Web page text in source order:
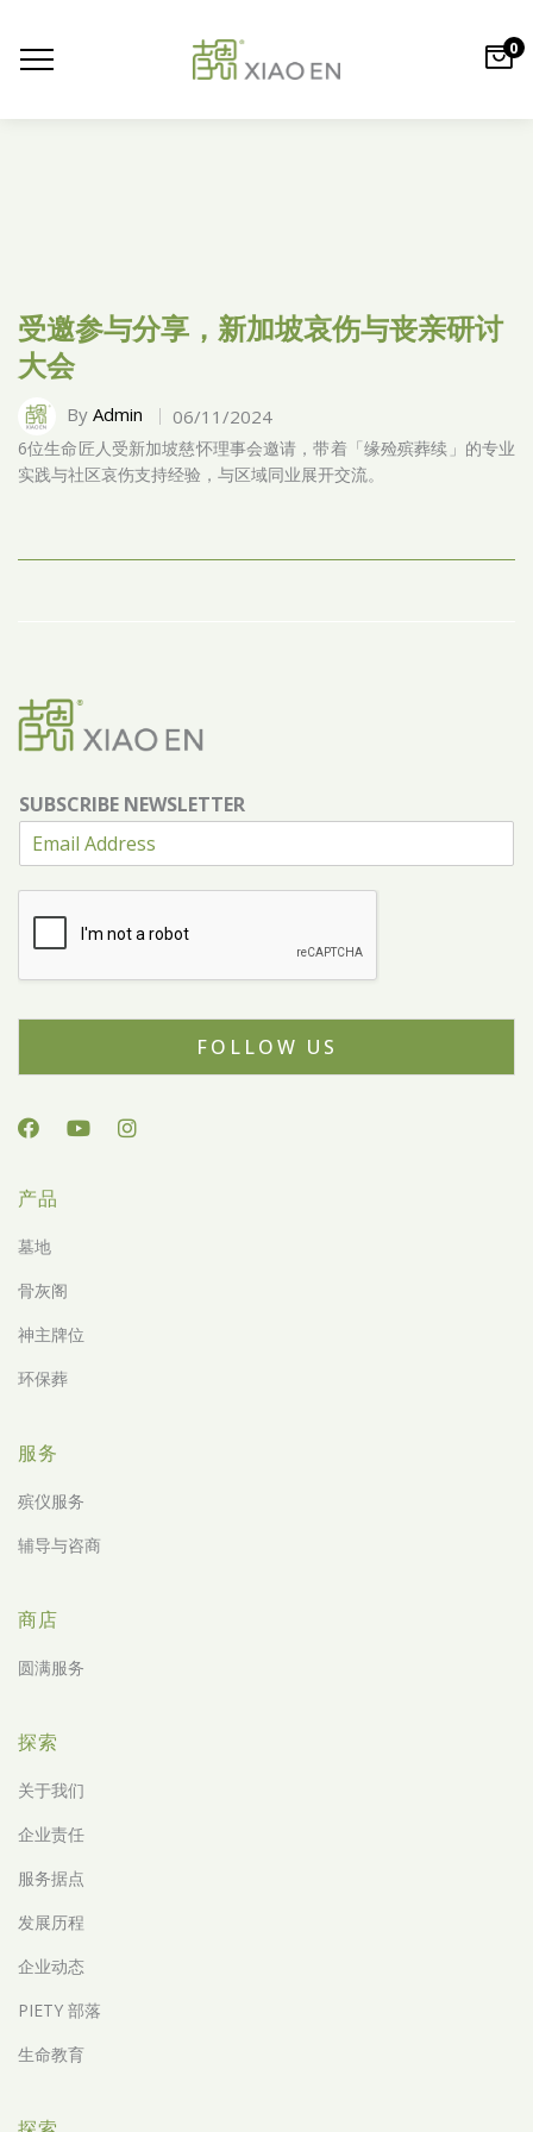
0
受邀参与分享，新加坡哀伤与丧亲研讨
大会
By Admin 06/11/2024
6位生命匠人受新加坡慈怀理事会邀请，带着「缘殓殡葬续」的专业
实践与社区哀伤支持经验，与区域同业展开交流。
SUBSCRIBE NEWSLETTER
FOLLOW US
产品
墓地
骨灰阁
神主牌位
环保葬
服务
殡仪服务
辅导与咨商
商店
圆满服务
探索
关于我们
企业责任
服务据点
发展历程
企业动态
PIETY 部落
生命教育